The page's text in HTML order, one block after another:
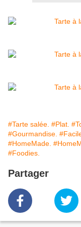
#Tarte salée. #Plat.
#Gourmandise.
#HomeMade.
#Foodies.
Partager